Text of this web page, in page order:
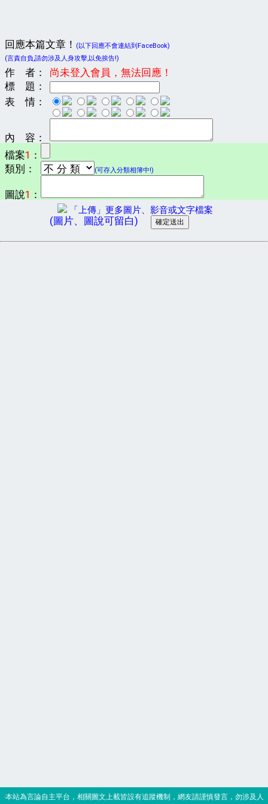
回應本篇文章！
(以下回應不會連結到FaceBook)
(言責自負,請勿涉及人身攻擊,以免挨告!)
作 者：
尚未登入會員，無法回應！
標 題：
表 情：
內 容：
檔案1 ：
類別：
(可存入分類相簿中!)
圖說1 ：
「上傳」更多圖片、影音或文字檔案
(圖片、圖說可留白)
‧本站為言論自主平台，相關圖文上載皆設有追蹤機制，網友請謹慎發言，勿涉及人